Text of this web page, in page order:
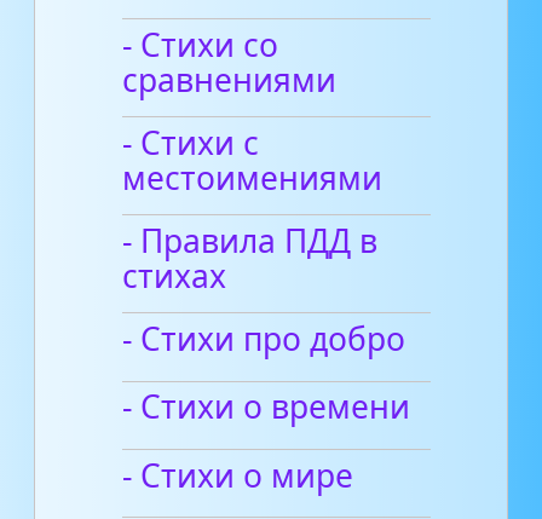
- Стихи со
сравнениями
- Стихи с
местоимениями
- Правила ПДД в
стихах
- Стихи про добро
- Стихи о времени
- Стихи о мире